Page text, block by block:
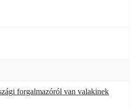
forgalmazóról van valakinek